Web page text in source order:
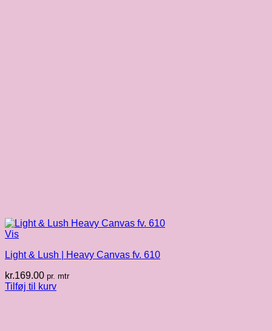
Vis
Light & Lush | Heavy Canvas fv. 610
kr.169.00 pr. mtr
Tilføj til kurv